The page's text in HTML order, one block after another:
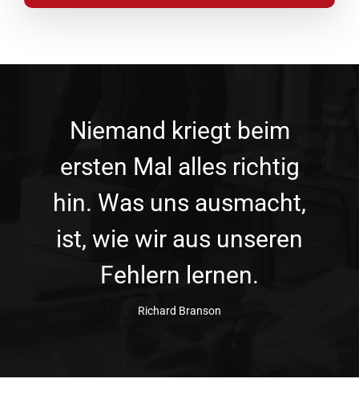
Niemand kriegt beim
ersten Mal alles richtig
hin. Was uns ausmacht,
ist, wie wir aus unseren
Fehlern lernen.
Richard Branson